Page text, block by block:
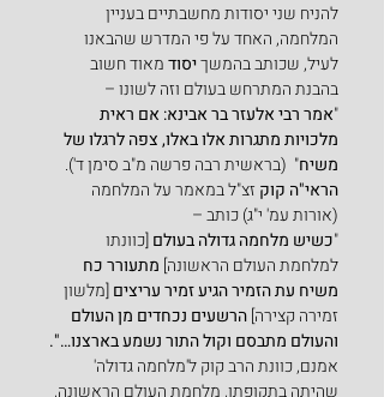
להניח שני יסודות מחשבתיים בעניין
המלחמה, האחד על פי המדרש שהבאנו
לעיל, שכותב בהמשך יסוד מאוד חשוב
בהבנת המתרחש בעולם וזה לשונו –
"אמר רבי אלעזר בר אבינא: אם ראית
מלכויות מתגרות אלו באלו, צפה לרגלו של
משיח"  (בראשית רבה פרשה מ"ב סימן ד').
הראי"ה קוק זצ"ל במאמר על המלחמה
(אורות עמ' י"ג) כותב –
"כשיש מלחמה גדולה בעולם [כוונתו
למלחמת העולם הראשונה] מתעורר כח
משיח עת הזמיר הגיע זמיר עריצים [מלשון
זמירה קצירה] הרשעים נכחדים מן העולם
והעולם מתבסם וקול התור נשמע בארצנו…".
אמנם, כוונת הרב קוק ל'מלחמה גדולה'
שהיתה בתקופתו, מלחמת העולם הראשונה,